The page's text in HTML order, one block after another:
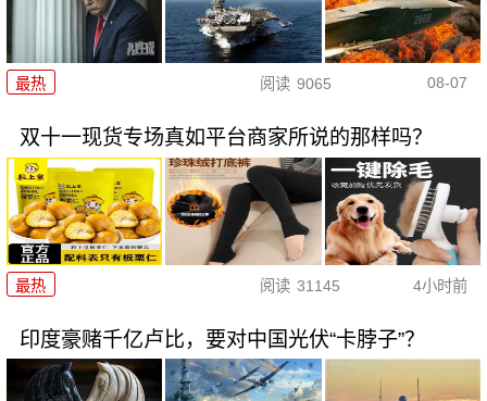
最热 阅读 9065 08-07
双十一现货专场真如平台商家所说的那样吗？
最热 阅读 31145 4小时前
印度豪赌千亿卢比，要对中国光伏“卡脖子”？